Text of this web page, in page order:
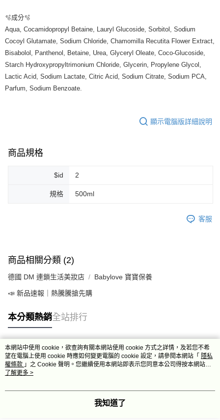
每筆NT$80，滿NT$999(含以上)免運費
宅配
每筆NT$100，滿NT$999(含以上)免運費
離島宅配（澎湖、金門、馬祖、小琉球）
🫧成分🫧
Aqua, Cocamidopropyl Betaine, Lauryl Glucoside, Sorbitol, Sodium
Cocoyl Glutamate, Sodium Chloride, Chamomilla Recutita Flower Extract,
Bisabolol, Panthenol, Betaine, Urea, Glyceryl Oleate, Coco-Glucoside,
Starch Hydroxypropyltrimonium Chloride, Glycerin, Propylene Glycol,
Lactic Acid, Sodium Lactate, Citric Acid, Sodium Citrate, Sodium PCA,
Parfum, Sodium Benzoate.
顯示電腦版詳細說明
商品規格
$id 2
規格 500ml
客服
商品相關分類 (2)
德國 DM 連鎖生活美妝店 Babylove 寶寶保養
📣 新品速報｜熱騰騰搶先購
本分類熱銷全站排行
熱門標籤
本網站中使用 cookie，欲查詢有關本網站使用 cookie 方式之詳情，及若您不希
望在電腦上使用 cookie 時應如何變更電腦的 cookie 設定，請參閱本網站「 隱私
權條款 」之 Cookie 聲明。您繼續使用本網站即表示您同意本公司得按本網站使
用條款之 Cookie 聲明使用 cookie。
了解更多 >
我知道了